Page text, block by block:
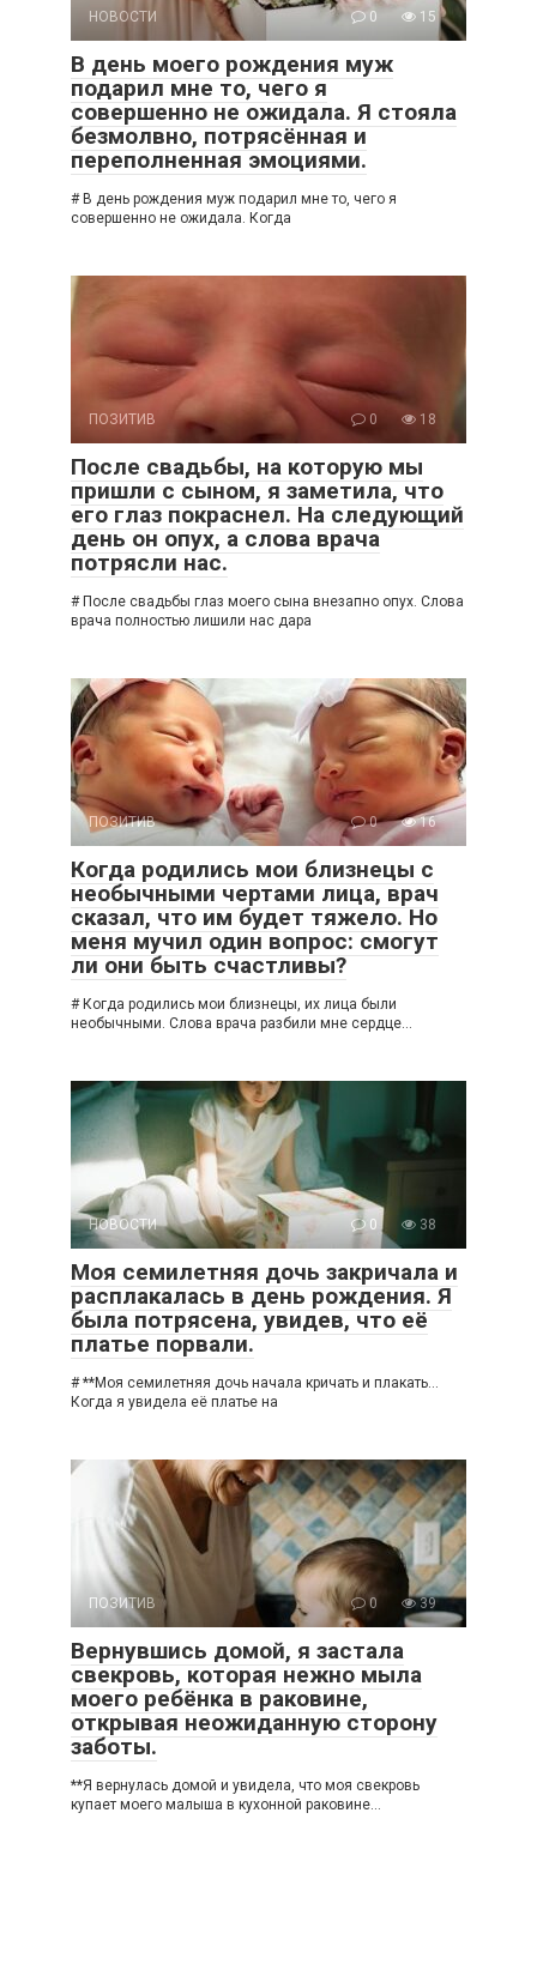
НОВОСТИ 0 15
В день моего рождения муж
подарил мне то, чего я
совершенно не ожидала. Я стояла
безмолвно, потрясённая и
переполненная эмоциями.
# В день рождения муж подарил мне то, чего я
совершенно не ожидала. Когда
ПОЗИТИВ 0 18
После свадьбы, на которую мы
пришли с сыном, я заметила, что
его глаз покраснел. На следующий
день он опух, а слова врача
потрясли нас.
# После свадьбы глаз моего сына внезапно опух. Слова
врача полностью лишили нас дара
ПОЗИТИВ 0 16
Когда родились мои близнецы с
необычными чертами лица, врач
сказал, что им будет тяжело. Но
меня мучил один вопрос: смогут
ли они быть счастливы?
# Когда родились мои близнецы, их лица были
необычными. Слова врача разбили мне сердце…
НОВОСТИ 0 38
Моя семилетняя дочь закричала и
расплакалась в день рождения. Я
была потрясена, увидев, что её
платье порвали.
# **Моя семилетняя дочь начала кричать и плакать…
Когда я увидела её платье на
ПОЗИТИВ 0 39
Вернувшись домой, я застала
свекровь, которая нежно мыла
моего ребёнка в раковине,
открывая неожиданную сторону
заботы.
**Я вернулась домой и увидела, что моя свекровь
купает моего малыша в кухонной раковине…